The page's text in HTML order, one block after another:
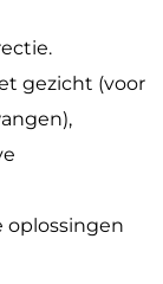
gezicht (voor
oplossingen